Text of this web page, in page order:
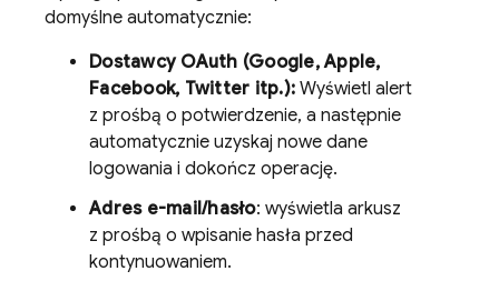
domyślne automatycznie:
Dostawcy OAuth (Google, Apple,
Facebook, Twitter itp.): Wyświetl alert
z prośbą o potwierdzenie, a następnie
automatycznie uzyskaj nowe dane
logowania i dokończ operację.
Adres e-mail/hasło: wyświetla arkusz
z prośbą o wpisanie hasła przed
kontynuowaniem.